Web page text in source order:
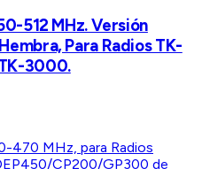
512 MHz. Versión
Para Radios TK-
3000.